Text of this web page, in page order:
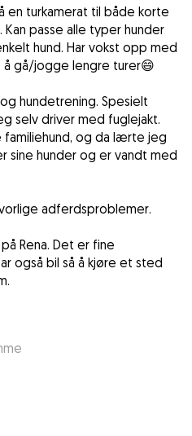
en turkamerat til både korte
passe alle typer hunder
hund. Har vokst opp med
å gå/jogge lengre turer😄
hundetrening. Spesielt
selv driver med fuglejakt.
familiehund, og da lærte jeg
sine hunder og er vandt med
adferdsproblemer.
Rena. Det er fine
også bil så å kjøre et sted